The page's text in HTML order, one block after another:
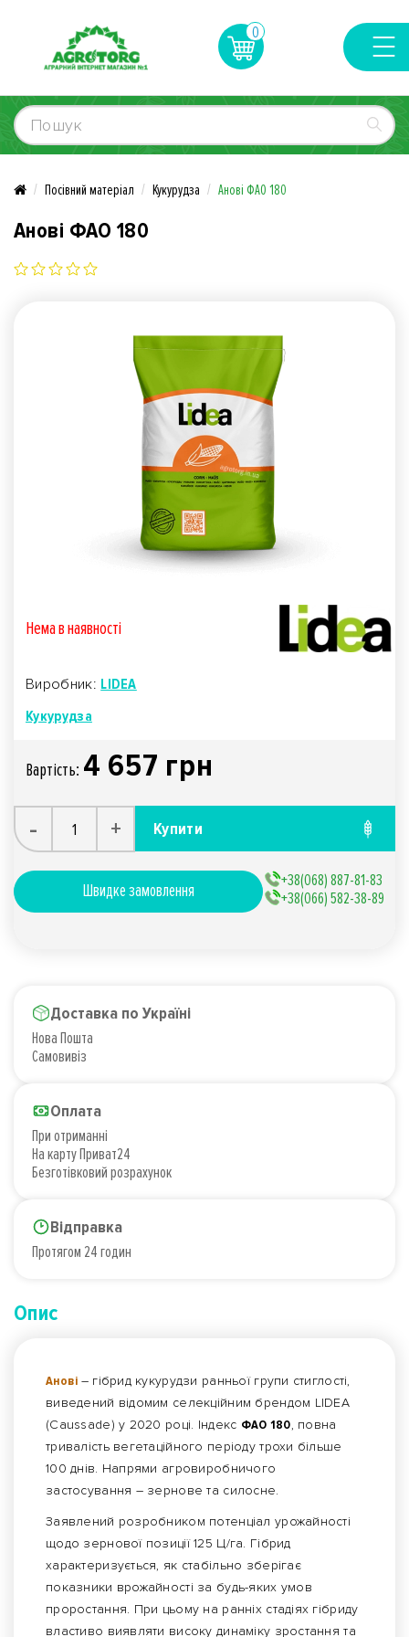
0
Посівний матеріал Кукурудза Анові ФАО 180
Анові ФАО 180
Нема в наявностi
Виробник: LIDEA
Кукурудза
Вартiсть: 4 657 грн
- + Купити
Швидке замовлення
+38(068) 887-81-83
+38(066) 582-38-89
Доставка по Україні
Нова Пошта
Самовивіз
Оплата
При отриманні
На карту Приват24
Безготівковий розрахунок
Відправка
Протягом 24 годин
Опис
Анові – гібрид кукурудзи ранньої групи стиглості,
виведений відомим селекційним брендом LIDEA
(Caussade) у 2020 році. Індекс ФАО 180, повна
тривалість вегетаційного періоду трохи більше
100 днів. Напрями агровиробничого
застосування – зернове та силосне.
Заявлений розробником потенціал урожайності
щодо зернової позиції 125 Ц/га. Гібрид
характеризується, як стабільно зберігає
показники врожайності за будь-яких умов
проростання. При цьому на ранніх стадіях гібриду
властиво виявляти високу динаміку зростання та